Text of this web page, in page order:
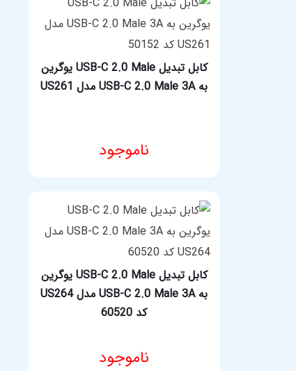
کابل تبدیل USB-C 2.0 Male یوگرین
به USB-C 2.0 Male 3A مدل US261
ناموجود
مشخصات فنی محصول
کابل تبدیل USB-C 2.0 Male یوگرین
به USB-C 2.0 Male 3A مدل US264
کد 60520
ناموجود
مشخصات فنی محصول